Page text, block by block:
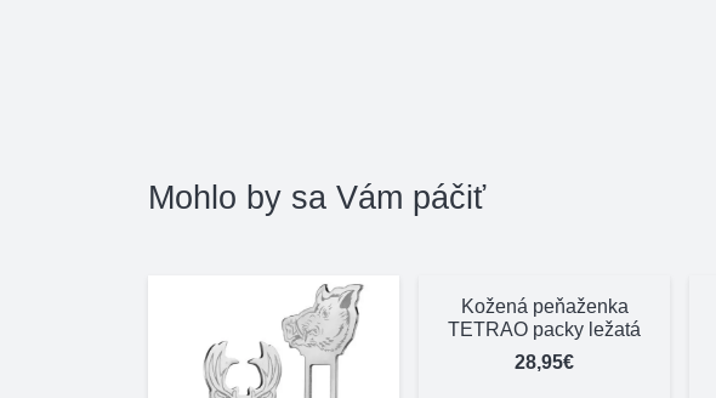
Mohlo by sa Vám páčiť
Kožená peňaženka
TETRAO packy ležatá
28,95€